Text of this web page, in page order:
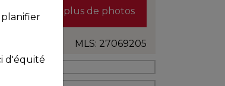
Voir plus de photos
MLS: 27069205
d'équité